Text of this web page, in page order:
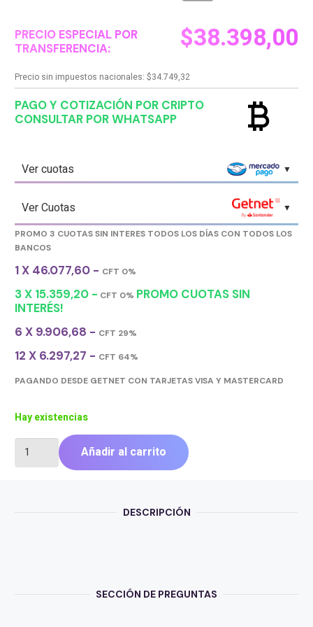
PRECIO ESPECIAL POR
TRANSFERENCIA:
$38.398,00
Precio sin impuestos nacionales: $34.749,32
PAGO Y COTIZACIÓN POR CRIPTO
CONSULTAR POR WHATSAPP
currency_bitcoin
Ver cuotas
Ver Cuotas
PROMO 3 CUOTAS SIN INTERES TODOS LOS DÍAS CON TODOS LOS
BANCOS
1 X 46.077,60 - CFT 0%
3 X 15.359,20 - CFT 0% PROMO CUOTAS SIN
INTERÉS!
6 X 9.906,68 - CFT 29%
12 X 6.297,27 - CFT 64%
PAGANDO DESDE GETNET CON TARJETAS VISA Y MASTERCARD
Hay existencias
TONER
ALT.
Añadir al carrito
DESCRIPCIÓN
SECCIÓN DE PREGUNTAS